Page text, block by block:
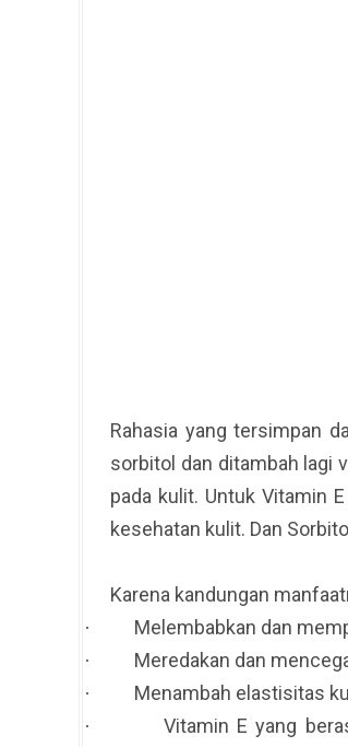
Rahasia yang tersimpan
sorbitol dan ditambah lagi
pada kulit. Untuk Vitamin
kesehatan kulit. Dan
Karena kandungan
· Melembabkan dan
· Meredakan dan
· Menambah elastisitas
·
Vitamin E yang